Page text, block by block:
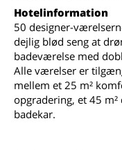
Hotelinformation
50 designer-
dejlig blød seng at
badeværelse med
Alle værelser er
mellem et 25 m²
opgradering, et 45
badekar.